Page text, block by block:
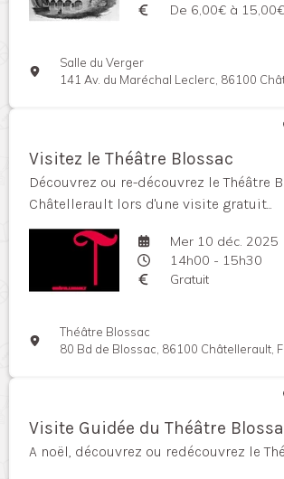
De 6,00€ à 15,00€
Salle du Verger
141 Av. du Maréchal Leclerc, 86100
Visitez le Théâtre Blossac
Découvrez ou re-découvrez le Théâtre
Châtellerault lors d'une visite gratuit...
Mer 10 déc. 2025
14h00 - 15h30
Gratuit
Théâtre Blossac
80 Bd de Blossac, 86100 Châtellerault,
Visite Guidée du Théâtre
A noël, découvrez ou redécouvrez le